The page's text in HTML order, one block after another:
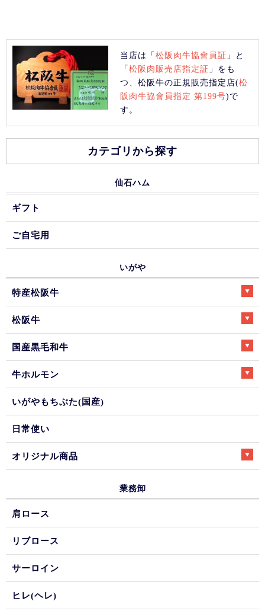
当店は「松阪肉牛協會員証 」と
「松阪肉販売店指定証 」をも
つ、松阪牛の正規販売指定店(松
阪肉牛協會員指定 第199号)で
す。
カテゴリから探す
仙石ハム
ギフト
ご自宅用
いがや
特産松阪牛
松阪牛
国産黒毛和牛
牛ホルモン
いがやもちぶた(国産)
日常使い
オリジナル商品
業務卸
肩ロース
リブロース
サーロイン
ヒレ(ヘレ)